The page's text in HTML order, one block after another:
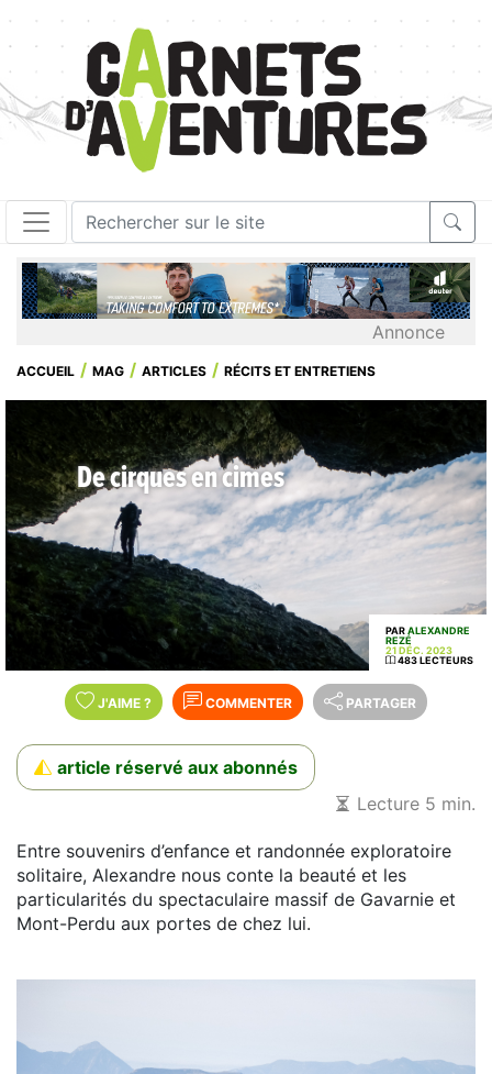
Annonce
ACCUEIL MAG ARTICLES RÉCITS ET ENTRETIENS
De cirques en cimes
PARALEXANDRE
REZÉ
21 DÉC. 2023
483 LECTEURS
J'AIME ? COMMENTER PARTAGER
article réservé aux abonnés
Lecture 5 min.
Entre souvenirs d’enfance et randonnée exploratoire
solitaire, Alexandre nous conte la beauté et les
particularités du spectaculaire massif de Gavarnie et
Mont-Perdu aux portes de chez lui.